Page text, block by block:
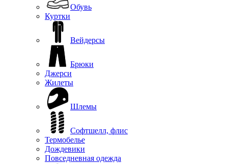
Обувь
Куртки
Вейдерсы
Брюки
Джерси
Жилеты
Шлемы
Софтшелл, флис
Термобелье
Дождевики
Повседневная одежда